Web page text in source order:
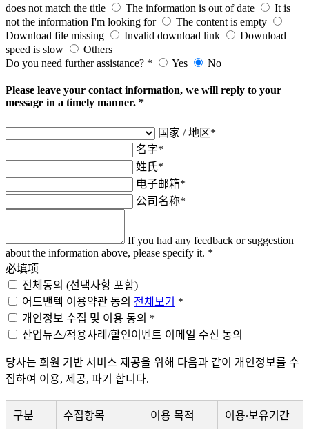
does not match the title
The information is out of date
It is
not the information I'm looking for
The content is empty
Download file missing
Invalid download link
Download
speed is slow
Others
Do you need further assistance? * Yes No
Please leave your contact information, we will reply to your
message in a timely manner. *
国家 / 地区*
名字*
姓氏*
电子邮箱*
公司名称*
If you had any feedback or suggestion
about the information above, please specify it. *
必填项
전체동의 (선택사항 포함)
어드밴텍 이용약관 동의 전체보기
*
개인정보 수집 및 이용 동의 *
산업뉴스/적용사례/할인이벤트 이메일 수신 동의
당사는 회원 기반 서비스 제공을 위해 다음과 같이 개인정보를 수
집하여 이용, 제공, 파기 합니다.
구분 수집항목 이용 목적 이용∙보유기간